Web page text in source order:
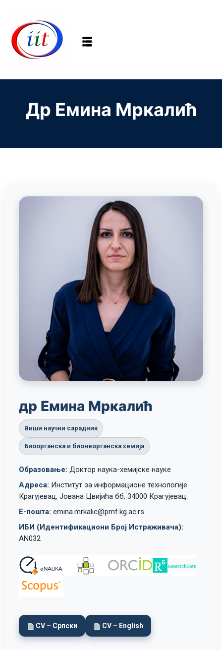
Др Емина Мркалић
др Емина Мркалић
Виши научни сарадник
Биоорганска и бионеорганска хемија
Образовање: Доктор наука-хемијске науке
Адреса: Институт за информационе технологије
Крагујевац, Јована Цвијића бб, 34000 Крагујевац.
Е-пошта: emina.mrkalic@pmf.kg.ac.rs
ИБИ (Идентификациони Број Истраживача):
AN032
CV – Српски CV – English